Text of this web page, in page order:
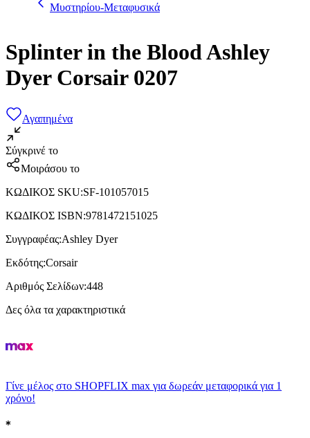
Μυστηρίου-Μεταφυσικά
Splinter in the Blood Ashley
Dyer Corsair 0207
Αγαπημένα
Σύγκρινέ το
Μοιράσου το
ΚΩΔΙΚΟΣ SKU:SF-101057015
ΚΩΔΙΚΟΣ ISBN:9781472151025
Συγγραφέας:Ashley Dyer
Εκδότης:Corsair
Αριθμός Σελίδων:448
Δες όλα τα χαρακτηριστικά
Γίνε μέλος στο SHOPFLIX max για δωρεάν μεταφορικά για 1
χρόνο!